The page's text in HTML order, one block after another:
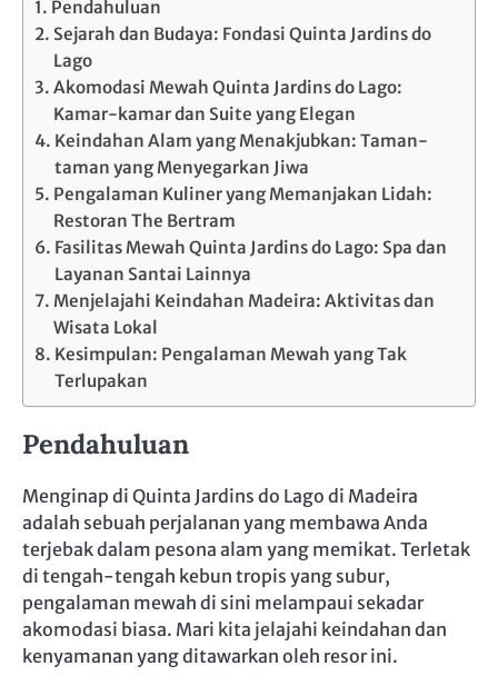
Pendahuluan
Sejarah dan Budaya: Fondasi Quinta Jardins do
Lago
Akomodasi Mewah Quinta Jardins do Lago:
Kamar-kamar dan Suite yang Elegan
Keindahan Alam yang Menakjubkan: Taman-
taman yang Menyegarkan Jiwa
Pengalaman Kuliner yang Memanjakan Lidah:
Restoran The Bertram
Fasilitas Mewah Quinta Jardins do Lago: Spa dan
Layanan Santai Lainnya
Menjelajahi Keindahan Madeira: Aktivitas dan
Wisata Lokal
Kesimpulan: Pengalaman Mewah yang Tak
Terlupakan
Pendahuluan
Menginap di Quinta Jardins do Lago di Madeira
adalah sebuah perjalanan yang membawa Anda
terjebak dalam pesona alam yang memikat. Terletak
di tengah-tengah kebun tropis yang subur,
pengalaman mewah di sini melampaui sekadar
akomodasi biasa. Mari kita jelajahi keindahan dan
kenyamanan yang ditawarkan oleh resor ini.